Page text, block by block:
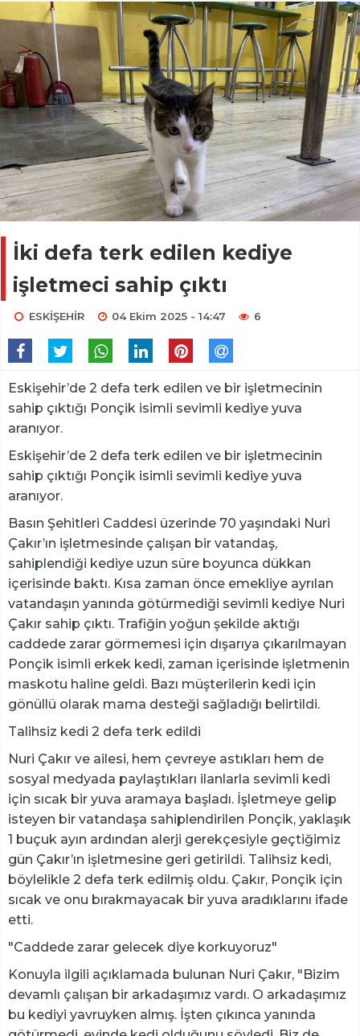
İki defa terk edilen kediye
işletmeci sahip çıktı
ESKİŞEHİR 04 Ekim 2025 - 14:47 6
Eskişehir’de 2 defa terk edilen ve bir işletmecinin
sahip çıktığı Ponçik isimli sevimli kediye yuva
aranıyor.
Eskişehir’de 2 defa terk edilen ve bir işletmecinin
sahip çıktığı Ponçik isimli sevimli kediye yuva
aranıyor.
Basın Şehitleri Caddesi üzerinde 70 yaşındaki Nuri
Çakır’ın işletmesinde çalışan bir vatandaş,
sahiplendiği kediye uzun süre boyunca dükkan
içerisinde baktı. Kısa zaman önce emekliye ayrılan
vatandaşın yanında götürmediği sevimli kediye Nuri
Çakır sahip çıktı. Trafiğin yoğun şekilde aktığı
caddede zarar görmemesi için dışarıya çıkarılmayan
Ponçik isimli erkek kedi, zaman içerisinde işletmenin
maskotu haline geldi. Bazı müşterilerin kedi için
gönüllü olarak mama desteği sağladığı belirtildi.
Talihsiz kedi 2 defa terk edildi
Nuri Çakır ve ailesi, hem çevreye astıkları hem de
sosyal medyada paylaştıkları ilanlarla sevimli kedi
için sıcak bir yuva aramaya başladı. İşletmeye gelip
isteyen bir vatandaşa sahiplendirilen Ponçik, yaklaşık
1 buçuk ayın ardından alerji gerekçesiyle geçtiğimiz
gün Çakır’ın işletmesine geri getirildi. Talihsiz kedi,
böylelikle 2 defa terk edilmiş oldu. Çakır, Ponçik için
sıcak ve onu bırakmayacak bir yuva aradıklarını ifade
etti.
"Caddede zarar gelecek diye korkuyoruz"
Konuyla ilgili açıklamada bulunan Nuri Çakır, "Bizim
devamlı çalışan bir arkadaşımız vardı. O arkadaşımız
bu kediyi yavruyken almış. İşten çıkınca yanında